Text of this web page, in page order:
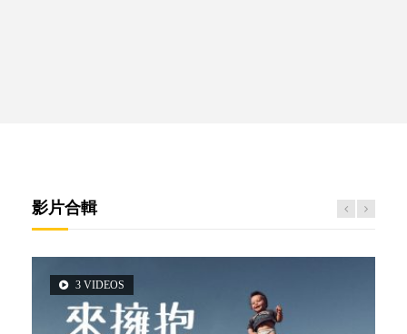
影片合輯
3 VIDEOS
5 VIDEOS
14 VIDEOS
2 VIDEOS
6 VIDEOS